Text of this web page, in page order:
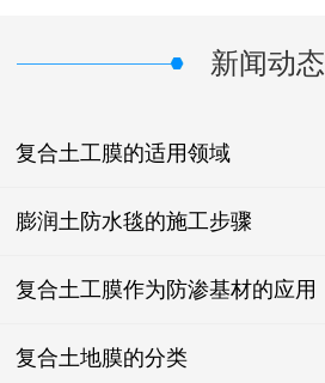
新闻动态
复合土工膜的适用领域
膨润土防水毯的施工步骤
复合土工膜作为防渗基材的应用
复合土地膜的分类